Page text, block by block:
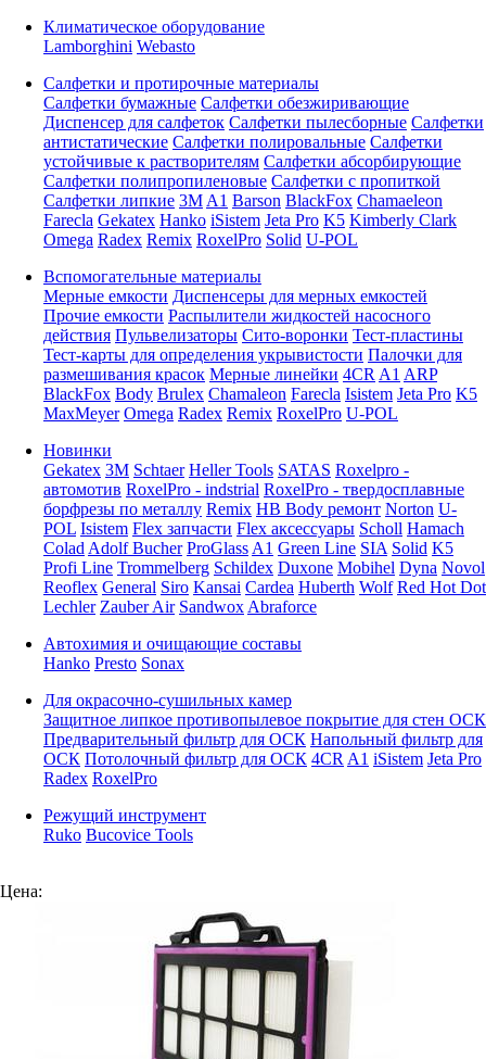
Климатическое оборудование
Lamborghini Webasto
Салфетки и протирочные материалы
Салфетки бумажные Салфетки обезжиривающие
Диспенсер для салфеток Салфетки пылесборные Салфетки
антистатические Салфетки полировальные Салфетки
устойчивые к растворителям Салфетки абсорбирующие
Салфетки полипропиленовые Салфетки с пропиткой
Салфетки липкие 3M A1 Barson BlackFox Chamaeleon
Farecla Gekatex Hanko iSistem Jeta Pro K5 Kimberly Clark
Omega Radex Remix RoxelPro Solid U-POL
Вспомогательные материалы
Мерные емкости Диспенсеры для мерных емкостей
Прочие емкости Распылители жидкостей насосного
действия Пульвелизаторы Сито-воронки Тест-пластины
Тест-карты для определения укрывистости Палочки для
размешивания красок Мерные линейки 4CR A1 ARP
BlackFox Body Brulex Chamaleon Farecla Isistem Jeta Pro K5
MaxMeyer Omega Radex Remix RoxelPro U-POL
Новинки
Gekatex 3M Schtaer Heller Tools SATAS Roxelpro -
автомотив RoxelPro - indstrial RoxelPro - твердосплавные
борфрезы по металлу Remix HB Body ремонт Norton U-
POL Isistem Flex запчасти Flex аксессуары Scholl Hamach
Colad Adolf Bucher ProGlass A1 Green Line SIA Solid K5
Profi Line Trommelberg Schildex Duxone Mobihel Dyna Novol
Reoflex General Siro Kansai Cardea Huberth Wolf Red Hot Dot
Lechler Zauber Air Sandwox Abraforce
Автохимия и очищающие составы
Hanko Presto Sonax
Для окрасочно-сушильных камер
Защитное липкое противопылевое покрытие для стен ОСК
Предварительный фильтр для ОСК Напольный фильтр для
ОСК Потолочный фильтр для ОСК 4CR A1 iSistem Jeta Pro
Radex RoxelPro
Режущий инструмент
Ruko Bucovice Tools
Цена: